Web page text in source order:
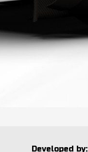
Developed by: